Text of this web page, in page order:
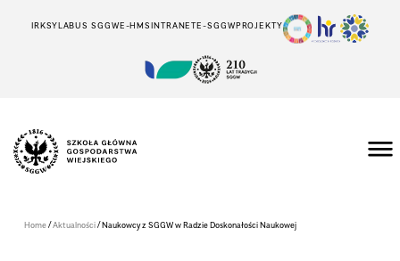
IRKSYLABUS SGGWE-HMSINTRANETE-SGGWPROJEKTY
Home/Aktualności/Naukowcy z SGGW w Radzie Doskonałości Naukowej